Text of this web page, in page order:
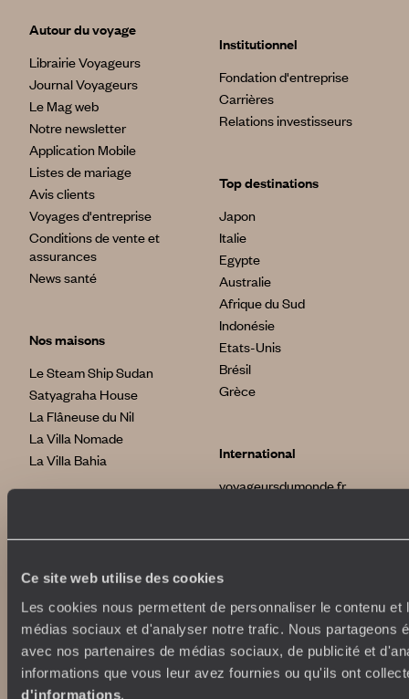
Ce site web utilise des cookies
Les cookies nous permettent de personnaliser le contenu
médias sociaux et d'analyser notre trafic. Nous partageons
avec nos partenaires de médias sociaux, de publicité et
informations que vous leur avez fournies ou qu'ils ont
d'informations.
Autour du voyage
Librairie Voyageurs
Journal Voyageurs
Le Mag web
Notre newsletter
Application Mobile
Listes de mariage
Avis clients
Voyages d'entreprise
Conditions de vente et
assurances
News santé
Nos maisons
Le Steam Ship Sudan
Satyagraha House
La Flâneuse du Nil
La Villa Nomade
La Villa Bahia
Institutionnel
Fondation d'entreprise
Carrières
Relations investisseurs
Top destinations
Japon
Italie
Egypte
Australie
Afrique du Sud
Indonésie
Etats-Unis
Brésil
Grèce
International
voyageursdumonde.fr
voyageursdumonde.com
originaldiving.com
extraordinaryjourneys.com